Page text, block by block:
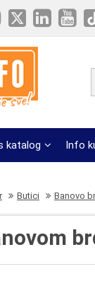
katalog Info
Butici Banovo